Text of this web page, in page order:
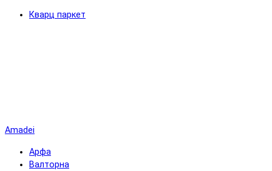
Кварц паркет
Amadei
Арфа
Валторна